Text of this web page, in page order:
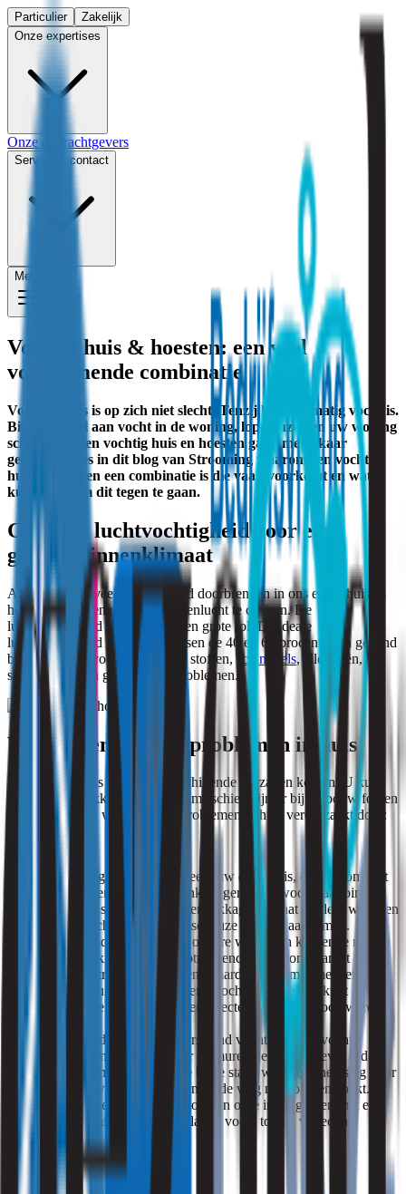
Particulier
Zakelijk
Onze expertises
Onze opdrachtgevers
Service & contact
Menu
Vochtig huis & hoesten: een veel
voorkomende combinatie
Vocht in huis is op zich niet slecht. Tenzij het overmatig vocht is.
Bij een teveel aan vocht in de woning, lopen uzelf en uw woning
schade op. Een vochtig huis en hoesten gaan met elkaar
gepaard. Lees in dit blog van Strooming waarom een vochtig
huis en hoesten een combinatie is die vaak voorkomt en wat u
kunt doen om dit tegen te gaan.
Gezonde luchtvochtigheid voor een
gezond binnenklimaat
Aangezien we veel van onze tijd doorbrengen in ons eigen huis, is
het raadzaam een gezonde binnenlucht te creëren. De
luchtvochtigheid speelt hierin een grote rol. De ideale
luchtvochtigheid in huis ligt tussen de 40 en 60 procent. Een gezond
binnenklimaat voorkomt giftige stoffen, schimmels, allergieën,
stankoverlast en gezondheidsproblemen.
Verschillende vochtproblemen in huis
Een vochtig huis kan door verschillende oorzaken komen. U kunt
bijvoorbeeld lekkage hebben of misschien zijn er bij de bouw fouten
gemaakt. Veelal worden vochtproblemen in huis veroorzaakt door:
een lekkage. Als bijvoorbeeld uw dak lek is, dan stroomt het
water tijdens of na een flinke regenbui gewoon naar binnen.
Het komt soms voor dat een lekkage pas laat ontdekt wordt en
dat de vochtproblemen al serieuze vormen aannemen.
optrekkend vocht. Vooral oudere woningen krijgen te maken
met optrekkend vocht. Optrekkend vocht komt vanuit de
grond en trekt in uw muren, waardoor u kampt met een
vochtig huis. Om optrekkend vocht te verhelpen kunt u
bijvoorbeeld de muren laten injecteren met een vochtwerend
doorslaand vocht. Bij doorslaand vocht slaat het vocht
letterlijk en figuurlijk door de muren heen. Uw gevel is dan
vaak niet meer in een al te beste staat, waardoor neerslag door
de muur wordt opgenomen en de weg naar binnen zoekt.
Door de gevel te laten renoveren of te impregneren met een
speciaal middel, zal doorslaand vocht tot het verleden
behoren.